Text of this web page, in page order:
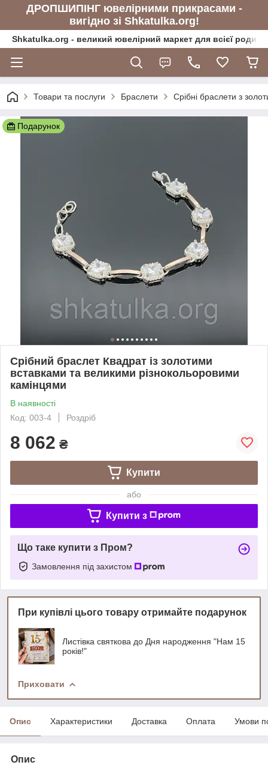
ДРОПШИПІНГ ювелірними прикрасами -
вигідно зі Shkatulka.org!
Shkatulka.org - великий ювелірний маркет для всієї
Товари та послуги Браслети Срібні браслети з
Подарунок
Срібний браслет Квадрат із золотими
вставками та великими різнокольоровими
камінцями
В наявності
Код: 003-4
Роздріб
8 062 ₴
Купити
або
Купити з
Що таке купити з Пром?
Замовлення під захистом
При купівлі цього товару отримайте подарунок
Листівка святкова до Дня народження "Нам 15
років!"
Приховати
Опис Характеристики Доставка Оплата Умови
Опис